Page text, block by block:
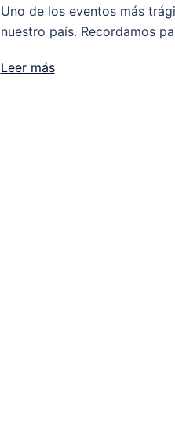
Uno de los eventos más
nuestro país. Recordamos
Leer más